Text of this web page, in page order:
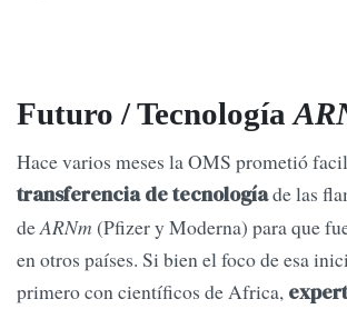
Futuro / Tecnología
Hace varios meses la OMS prometió
transferencia de tecnologíade las
deARNm (Pfizer y Moderna) para que
en otros países. Si bien el foco de esa
primero con científicos de Africa,